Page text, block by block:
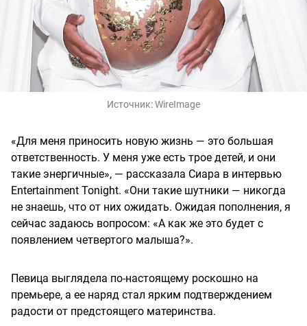
Источник:WireImage
«Для меня приносить новую жизнь — это большая
ответственность. У меня уже есть трое детей, и они
такие энергичные», — рассказала Сиара в интервью
Entertainment Tonight. «Они такие шутники — никогда
не знаешь, что от них ожидать. Ожидая пополнения, я
сейчас задаюсь вопросом: «А как же это будет с
появлением четвертого малыша?».
Певица выглядела по-настоящему роскошно на
премьере, а ее наряд стал ярким подтверждением
радости от предстоящего материнства.